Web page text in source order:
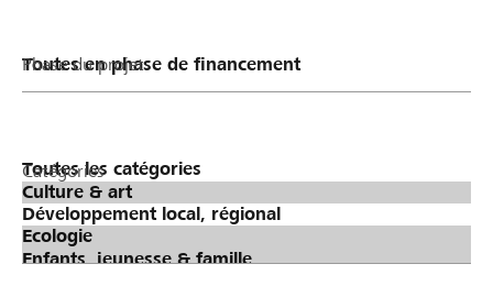
Phase du projet
Catégories